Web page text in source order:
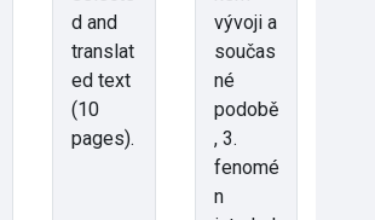
d and
translat
ed text
(10
pages).
vývoji a
součas
né
podobě
, 3.
fenomé
n